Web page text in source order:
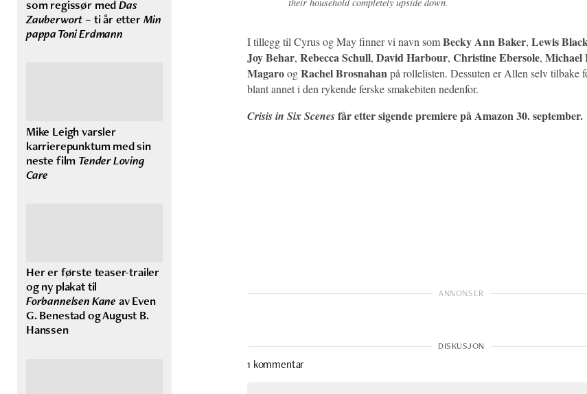
I tillegg til Cyrus og May finner vi navn somBecky Ann Baker, Lewis
Joy Behar, Rebecca Schull, David Harbour, Christine Ebersole, Michael
MagaroogRachel Brosnahanpå rollelisten. Dessuten er Allen selv tilbake
blant annet i den rykende ferske smakebiten nedenfor.
Crisis in Six Scenesfår etter sigende premiere på Amazon 30. september.
1 kommentar
som regissør medDas
Zauberwort– ti år etterMin
pappa Toni Erdmann
Mike Leigh varsler
karrierepunktum med sin
neste film Tender Loving
Care
Her er første teaser-trailer
og ny plakat til
Forbannelsen Kane av Even
G. Benestad og August B.
Hanssen